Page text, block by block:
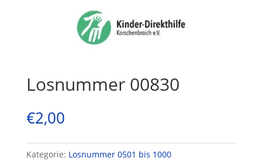
Losnummer 00830
€2,00
Kategorie: Losnummer 0501 bis 1000